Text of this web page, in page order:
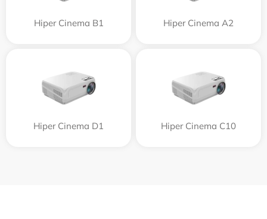
Hiper Cinema B1 Hiper Cinema A2
Hiper Cinema D1 Hiper Cinema C10